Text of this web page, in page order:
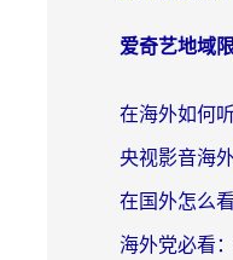
爱奇艺地域